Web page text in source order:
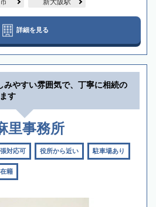
詳細を見る
みやすい雰囲気で、丁寧に相続の
す
里事務所
対応可 役所から近い 駐車場あり
籍